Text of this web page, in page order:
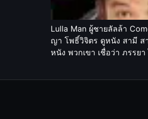
Lulla Man ผู้ชายลัลล้า
ญา โพธิ์วิจิตร ดูหนัง สามี ส
หนัง พวกเขา เชื่อว่า ภรรย